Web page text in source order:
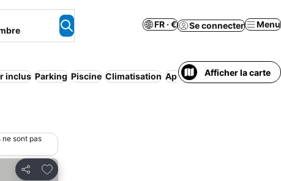
FR · € Se connecter Menu
inclus Parking Piscine Climatisation Appart’hôtel Wi-Fi
Afficher la carte
ne sont pas
Partager
Ajouter à mes favoris